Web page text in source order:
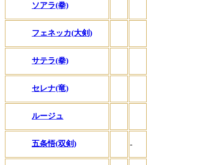
ソアラ(拳)
フェネッカ(大剣)
サテラ(拳)
セレナ(竜)
ルージュ
五条悟(双剣) -